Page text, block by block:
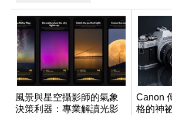
風景與星空攝影師的氣象
決策利器：專業解讀光影
Canon
格的神